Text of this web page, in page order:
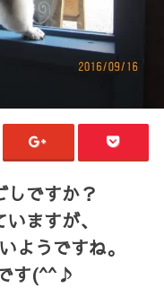
しですか？
ますが、
ようですね。
す(^^♪